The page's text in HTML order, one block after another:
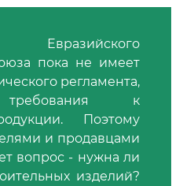
Евразийского
пока не имеет
регламента,
требования к
Поэтому
и продавцами
вопрос - нужна ли
изделий?
(ТР